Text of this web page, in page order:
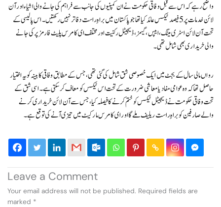
واضح رہے کہ اس سے قبل وفاقی حکومت نے ان کمپنیوں کی جانب سے فراہم کی جانے والی اشیاء اور آن
لائن خدمات پر 5 فیصد ٹیکس عائد کیا تھا جو پاکستان میں براہِ راست دفاتر نہیں رکھتیں۔ اس پالیسی کے
تحت آن لائن اسٹری مینگ، ایپس، گیمز، ڈیجیٹل رکنیت اور مختلف ای کامرس پلیٹ فارمز پر کی جانے
والی خریداری بھی شامل تھی۔
رواں مالی سال کے بجٹ میں ایک خصوصی شق شامل کی گئی تھی، جس کے مطابق وفاقی کابینہ کو یہ اختیار
حاصل تھا کہ وہ عوامی مفاد یا معاشی ضرورت کے تحت اس ٹیکس کو معاف کر سکتی ہے۔ اسی شق کے
تحت وفاقی حکومت نے ڈیجیٹل ٹیکس کو ختم کرنے کا فیصلہ کیا، جس سے آن لائن خریداری کرنے
والے صارفین کو براہِ راست ریلیف ملے گا اور ای کامرس مارکیٹ میں تیزی آنے کی توقع ہے۔
Leave a Comment
Your email address will not be published. Required fields are
marked *